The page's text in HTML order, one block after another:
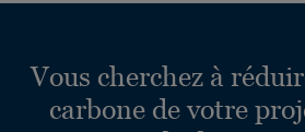
Vous cherchez à
carbone de votre